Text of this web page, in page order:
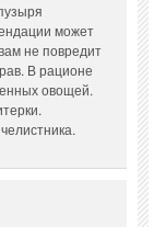
может
не повредит
В рационе
овощей.